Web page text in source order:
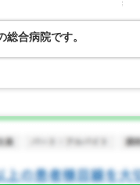
合病院です。